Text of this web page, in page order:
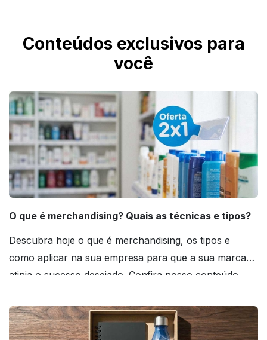
Conteúdos exclusivos para
você
O que é merchandising? Quais as técnicas e tipos?
Descubra hoje o que é merchandising, os tipos e
como aplicar na sua empresa para que a sua marca
atinja o sucesso desejado. Confira nosso conteúdo